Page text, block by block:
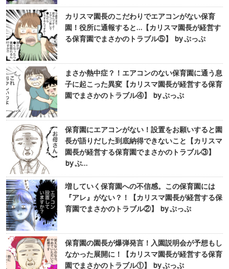
カリスマ園長のこだわりでエアコンがない保育
園！役所に通報すると…【カリスマ園長が経営す
る保育園でまさかのトラブル⑤】 by ぷっぷ
まさか熱中症？！エアコンのない保育園に通う息
子に起こった異変【カリスマ園長が経営する保育
園でまさかのトラブル④】 by ぷっぷ
保育園にエアコンがない！設置をお願いすると園
長が語りだした到底納得できないこと【カリスマ
園長が経営する保育園でまさかのトラブル③】
by ぷ…
増していく保育園への不信感。この保育園には
『アレ』がない？！【カリスマ園長が経営する保
育園でまさかのトラブル②】 by ぷっぷ
保育園の園長が爆弾発言！入園説明会が予想もし
なかった展開に！【カリスマ園長が経営する保育
園でまさかのトラブル①】 by ぷっぷ